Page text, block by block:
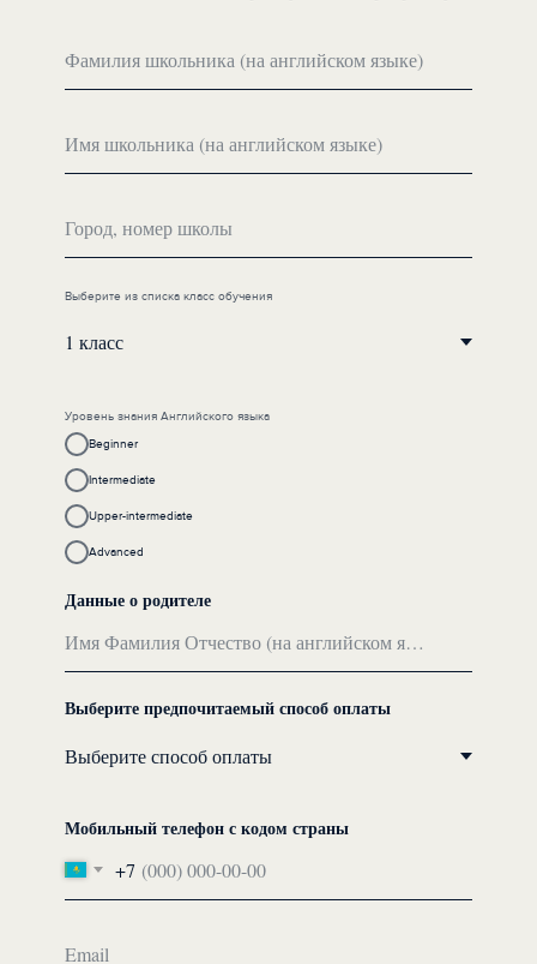
Фамилия школьника (на английском языке)
Имя школьника (на английском языке)
Город, номер школы
Выберите из списка класс обучения
Уровень знания Английского языка
Beginner
Intermediate
Upper-intermediate
Advanced
Данные о родителе
Имя Фамилия Отчество (на английском языке)
Выберите предпочитаемый способ оплаты
Мобильный телефон с кодом страны
+7
Email